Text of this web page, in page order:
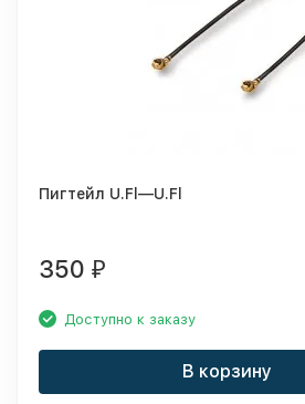
Пигтейл U.Fl—U.Fl
350 ₽
Доступно к заказу
В корзину